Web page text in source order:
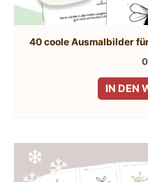
40 coole Ausmalbilder
IN DEN